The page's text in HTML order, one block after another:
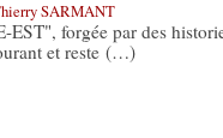
SARMANT
forgée par des
et reste (…)